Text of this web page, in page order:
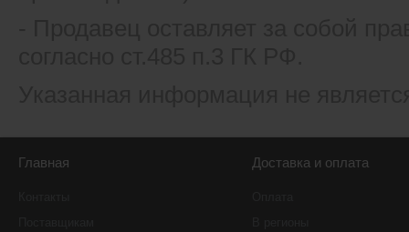
Главная Доставка и оплата